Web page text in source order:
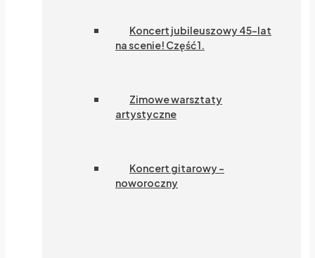
Koncert jubileuszowy 45-lat
na scenie! Część 1.
Zimowe warsztaty
artystyczne
Koncert gitarowy –
noworoczny